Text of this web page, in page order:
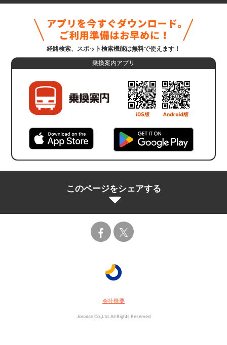
経路検索、スポット検索機能は無料で使えます！
乗換案内アプリ
このページをシェアする
会社概要
Jorudan Co.,Ltd. All Rights Reserved